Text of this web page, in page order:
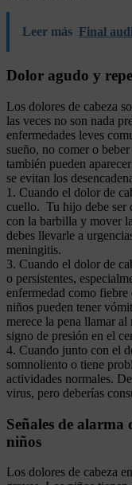
Leer más Final
Dolor agudo y
Los dolores de cabeza
las veces no son nada
enfermedades leves
sueño, no comer o
también pueden
se evitan los
1. Cuando el dolor de
cuello. Tu hijo debe ser
con la barbilla y mover
debes llevarle a
meningitis.
3. Cuando el dolor de
o persistentes,
enfermedad como
niños pueden tener
merece la pena llamar
signo de presión en el
4. Cuando junto con el
somnoliento o tiene
actividades normales.
virus, pero deberías
Señales de alarma
niños
Los dolores de cabeza